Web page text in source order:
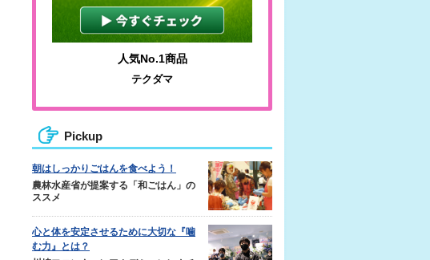
人気No.1商品
テクダマ
Pickup
朝はしっかりごはんを食べよう！
農林水産省が提案する「和ごはん」の
ススメ
心と体を安定させるために大切な『噛
む力』とは？